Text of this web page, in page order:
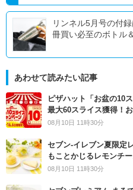
リンネル5月号の付
冊買い必至のボトル
あわせて読みたい記事
ピザハット「お盆の10
最大60スライス獲得！
08月10日 11時30分
セブン‐イレブン夏限定
もことかじるレモンチ
08月10日 11時30分